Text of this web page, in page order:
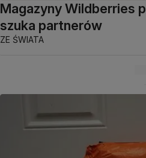
Magazyny Wildberries
szuka partnerów
ZE ŚWIATA